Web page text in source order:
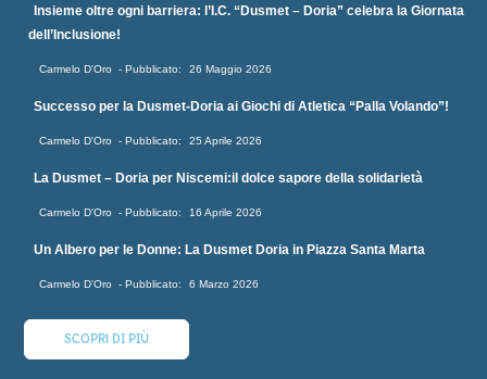
Insieme oltre ogni barriera: l’I.C. “Dusmet – Doria” celebra la Giornata
dell’Inclusione!
Carmelo D'Oro 26 Maggio 2026
Successo per la Dusmet-Doria ai Giochi di Atletica “Palla Volando”!
Carmelo D'Oro 25 Aprile 2026
La Dusmet – Doria per Niscemi:il dolce sapore della solidarietà
Carmelo D'Oro 16 Aprile 2026
Un Albero per le Donne: La Dusmet Doria in Piazza Santa Marta
Carmelo D'Oro 6 Marzo 2026
SCOPRI DI PIÙ